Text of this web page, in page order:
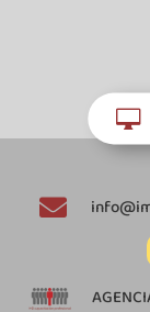

